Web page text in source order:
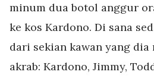
minum dua botol anggur
ke kos Kardono. Di sana
dari sekian kawan yang dia
akrab: Kardono, Jimmy,